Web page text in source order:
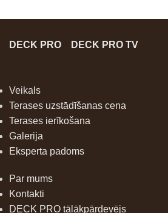
DECK PRO DECK PRO TV
Veikals
Terases uzstādīšanas cena
Terases ierīkošana
Galerija
Eksperta padoms
Par mums
Kontakti
DECK PRO tālākpārdevējs